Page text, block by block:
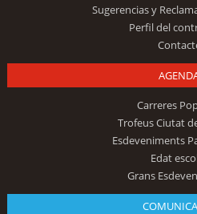
Sugerencias y
Perfil del
Carreres
Trofeus Ciutat
Esdeveniments
Edat
Grans